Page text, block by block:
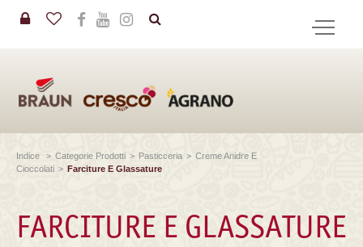
Indice > Categorie Prodotti > Pasticceria > Creme Anidre E
Cioccolati > Farciture E Glassature
FARCITURE E GLASSATURE